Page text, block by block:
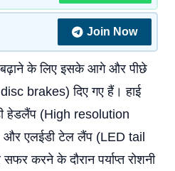
Join Now
बढ़ाने के लिए इसके आगे और पीछे
brakes) दिए गए हैं। हाई
हेडलैंप (High resolution
एलईडी टेल लैंप (LED tail
करने के दौरान पर्याप्त रोशनी